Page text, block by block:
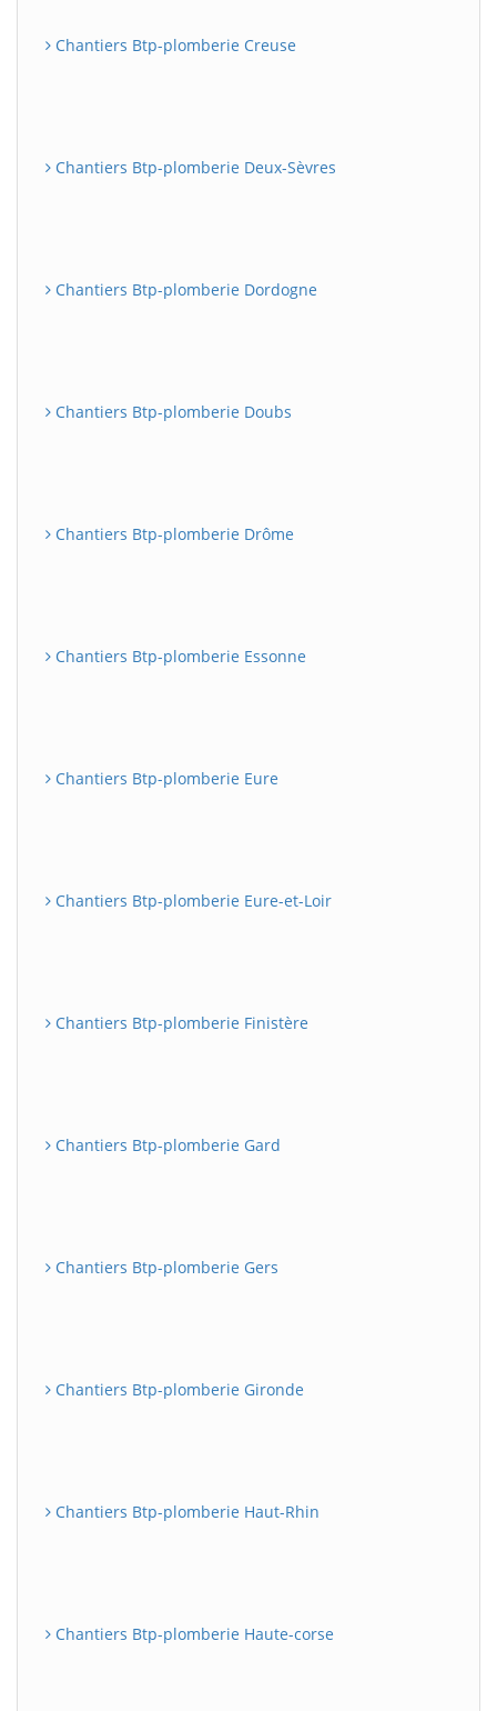
Chantiers Btp-plomberie Creuse
Chantiers Btp-plomberie Deux-Sèvres
Chantiers Btp-plomberie Dordogne
Chantiers Btp-plomberie Doubs
Chantiers Btp-plomberie Drôme
Chantiers Btp-plomberie Essonne
Chantiers Btp-plomberie Eure
Chantiers Btp-plomberie Eure-et-Loir
Chantiers Btp-plomberie Finistère
Chantiers Btp-plomberie Gard
Chantiers Btp-plomberie Gers
Chantiers Btp-plomberie Gironde
Chantiers Btp-plomberie Haut-Rhin
Chantiers Btp-plomberie Haute-corse